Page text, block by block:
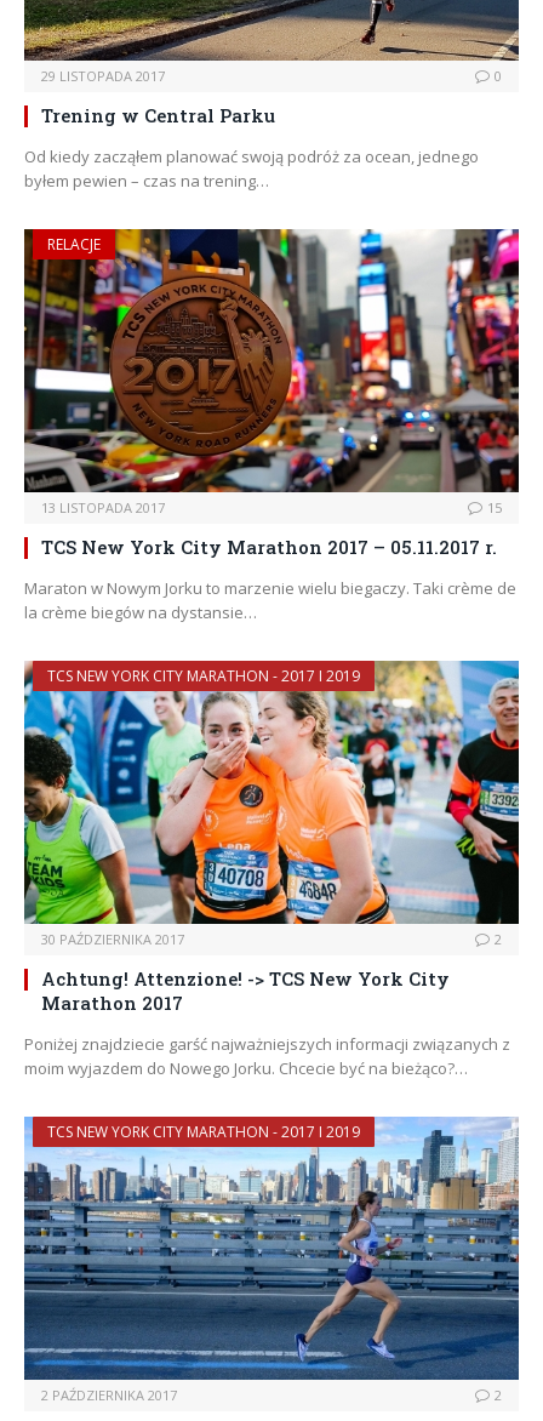
29 LISTOPADA 2017 0
Trening w Central Parku
Od kiedy zacząłem planować swoją podróż za ocean, jednego
byłem pewien – czas na trening…
RELACJE
13 LISTOPADA 2017 15
TCS New York City Marathon 2017 – 05.11.2017 r.
Maraton w Nowym Jorku to marzenie wielu biegaczy. Taki crème de
la crème biegów na dystansie…
TCS NEW YORK CITY MARATHON - 2017 I 2019
30 PAŹDZIERNIKA 2017 2
Achtung! Attenzione! -> TCS New York City
Marathon 2017
Poniżej znajdziecie garść najważniejszych informacji związanych z
moim wyjazdem do Nowego Jorku. Chcecie być na bieżąco?…
TCS NEW YORK CITY MARATHON - 2017 I 2019
2 PAŹDZIERNIKA 2017 2